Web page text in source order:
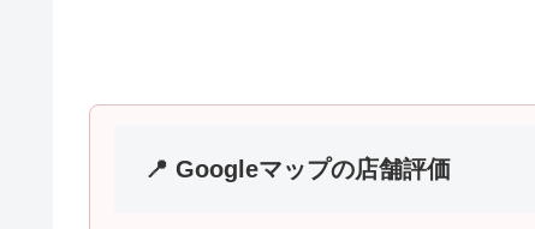
📍 Googleマップの店舗評価